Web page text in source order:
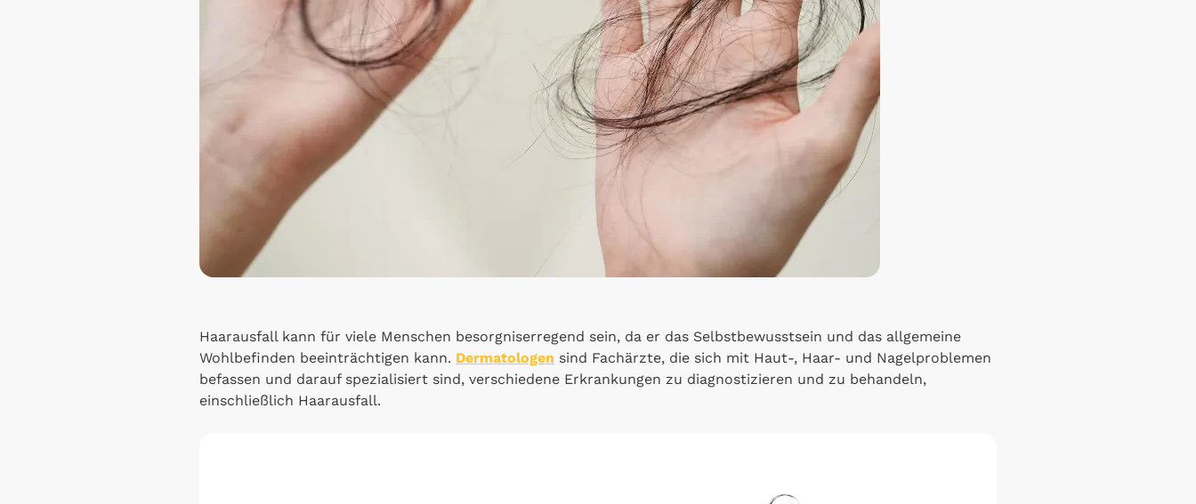
Haarausfall kann für viele Menschen besorgniserregend sein, da er das Selbstbewusstsein und das allgemeine
Wohlbefinden beeinträchtigen kann. Dermatologen sind Fachärzte, die sich mit Haut-, Haar- und Nagelproblemen
befassen und darauf spezialisiert sind, verschiedene Erkrankungen zu diagnostizieren und zu behandeln,
einschließlich Haarausfall.